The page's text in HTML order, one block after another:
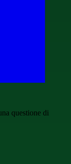
questione di